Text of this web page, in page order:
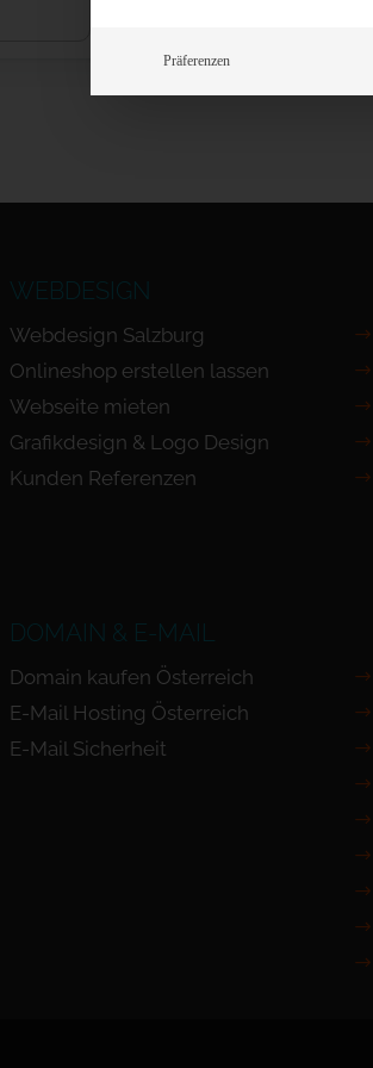
WEBDESIGN
Webdesign Salzburg
Onlineshop erstellen lassen
Webseite mieten
Grafikdesign & Logo Design
Kunden Referenzen
DOMAIN & E-MAIL
Domain kaufen Österreich
E-Mail Hosting Österreich
E-Mail Sicherheit
Präferenzen